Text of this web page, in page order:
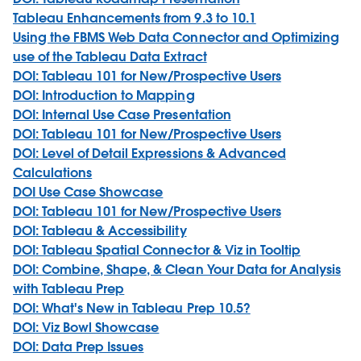
Tableau Enhancements from 9.3 to 10.1
Using the FBMS Web Data Connector and Optimizing
use of the Tableau Data Extract
DOI: Tableau 101 for New/Prospective Users
DOI: Introduction to Mapping
DOI: Internal Use Case Presentation
DOI: Tableau 101 for New/Prospective Users
DOI: Level of Detail Expressions & Advanced
Calculations
DOI Use Case Showcase
DOI: Tableau 101 for New/Prospective Users
DOI: Tableau & Accessibility
DOI: Tableau Spatial Connector & Viz in Tooltip
DOI: Combine, Shape, & Clean Your Data for Analysis
with Tableau Prep
DOI: What's New in Tableau Prep 10.5?
DOI: Viz Bowl Showcase
DOI: Data Prep Issues